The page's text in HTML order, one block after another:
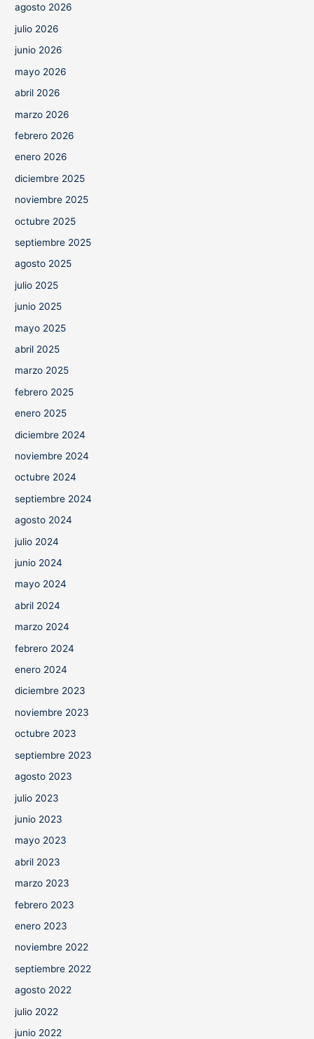
agosto 2026
julio 2026
junio 2026
mayo 2026
abril 2026
marzo 2026
febrero 2026
enero 2026
diciembre 2025
noviembre 2025
octubre 2025
septiembre 2025
agosto 2025
julio 2025
junio 2025
mayo 2025
abril 2025
marzo 2025
febrero 2025
enero 2025
diciembre 2024
noviembre 2024
octubre 2024
septiembre 2024
agosto 2024
julio 2024
junio 2024
mayo 2024
abril 2024
marzo 2024
febrero 2024
enero 2024
diciembre 2023
noviembre 2023
octubre 2023
septiembre 2023
agosto 2023
julio 2023
junio 2023
mayo 2023
abril 2023
marzo 2023
febrero 2023
enero 2023
noviembre 2022
septiembre 2022
agosto 2022
julio 2022
junio 2022